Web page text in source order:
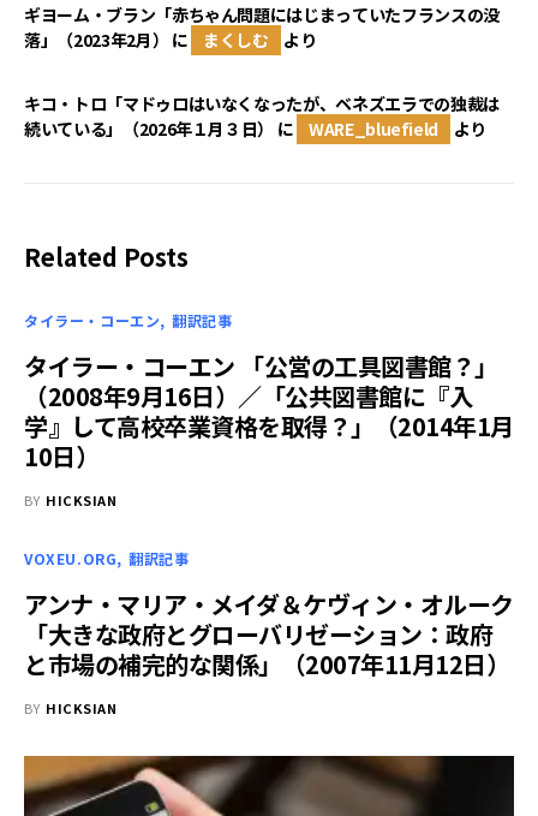
ギヨーム・ブラン「赤ちゃん問題にはじまっていたフランスの没
落」（2023年2月） に まくしむ より
キコ・トロ「マドゥロはいなくなったが、ベネズエラでの独裁は
続いている」（2026年１月３日）
に WARE_bluefield より
Related Posts
タイラー・コーエン 翻訳記事
タイラー・コーエン 「公営の工具図書館？」
（2008年9月16日）／「公共図書館に『入
学』して高校卒業資格を取得？」（2014年1月
10日）
BY HICKSIAN
VOXEU.ORG 翻訳記事
アンナ・マリア・メイダ＆ケヴィン・オルーク
「大きな政府とグローバリゼーション：政府
と市場の補完的な関係」（2007年11月12日）
BY HICKSIAN